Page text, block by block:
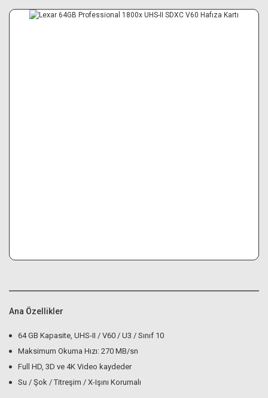
Ana Özellikler
64 GB Kapasite, UHS-II / V60 / U3 / Sınıf 10
Maksimum Okuma Hızı: 270 MB/sn
Full HD, 3D ve 4K Video kaydeder
Su / Şok / Titreşim / X-Işını Korumalı